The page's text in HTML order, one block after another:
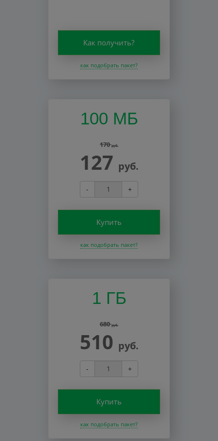
Как получить?
как подобрать пакет?
100 МБ
170руб.
127 руб.
- +
Купить
как подобрать пакет?
1 ГБ
680руб.
510 руб.
- +
Купить
как подобрать пакет?